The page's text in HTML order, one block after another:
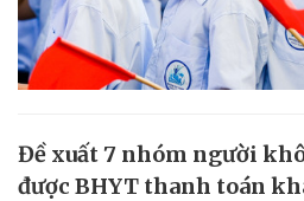
Đề xuất 7 nhóm người
được BHYT thanh toán